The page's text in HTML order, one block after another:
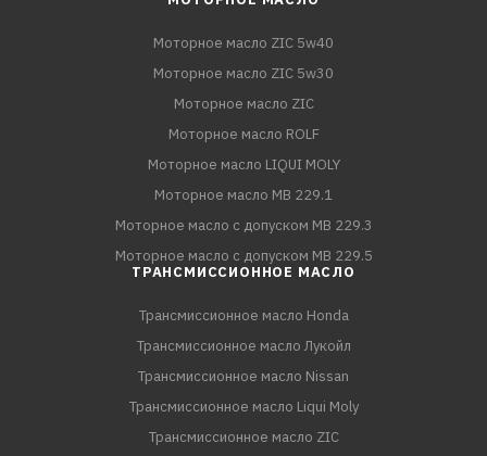
Моторное масло ZIC 5w40
Моторное масло ZIC 5w30
Моторное масло ZIC
Моторное масло ROLF
Моторное масло LIQUI MOLY
Моторное масло MB 229.1
Моторное масло с допуском MB 229.3
Моторное масло с допуском MB 229.5
ТРАНСМИССИОННОЕ МАСЛО
Трансмиссионное масло Honda
Трансмиссионное масло Лукойл
Трансмиссионное масло Nissan
Трансмиссионное масло Liqui Moly
Трансмиссионное масло ZIC